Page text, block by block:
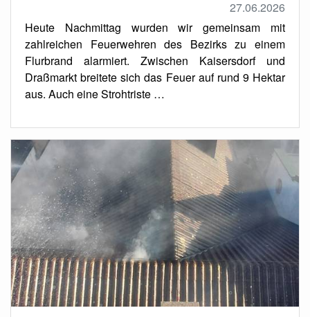
27.06.2026
Heute Nachmittag wurden wir gemeinsam mit
zahlreichen Feuerwehren des Bezirks zu einem
Flurbrand alarmiert. Zwischen Kaisersdorf und
Draßmarkt breitete sich das Feuer auf rund 9 Hektar
aus. Auch eine Strohtriste …